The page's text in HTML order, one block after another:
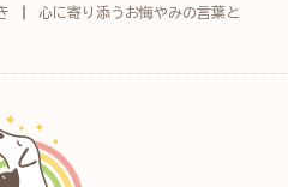
┃ 心に寄り添うお悔やみの言葉と